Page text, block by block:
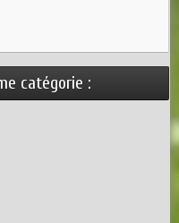
catégorie :